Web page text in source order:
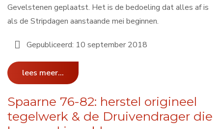
Gevelstenen geplaatst. Het is de bedoeling dat alles af is
als de Stripdagen aanstaande mei beginnen.
Gepubliceerd: 10 september 2018
lees meer...
Spaarne 76-82: herstel origineel
tegelwerk & de Druivendrager die